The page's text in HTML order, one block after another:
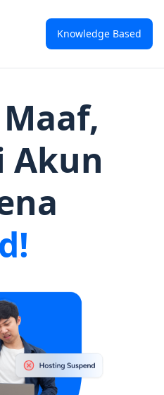
Knowledge Based
Akun